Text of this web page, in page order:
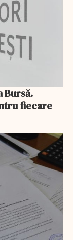
Bursă.
fiecare